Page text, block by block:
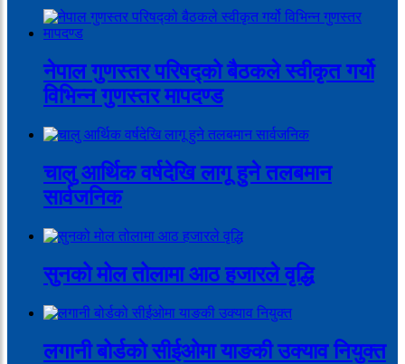
नेपाल गुणस्तर परिषद्को बैठकले स्वीकृत गर्यो
विभिन्न गुणस्तर मापदण्ड
चालु आर्थिक वर्षदेखि लागू हुने तलबमान
सार्वजनिक
सुनको मोल तोलामा आठ हजारले वृद्धि
लगानी बोर्डको सीईओमा याङकी उक्याव नियुक्त